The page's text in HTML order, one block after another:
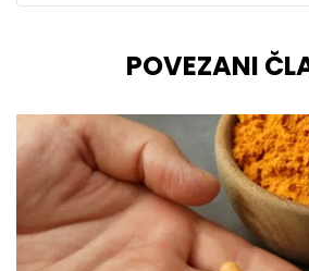
POVEZANI